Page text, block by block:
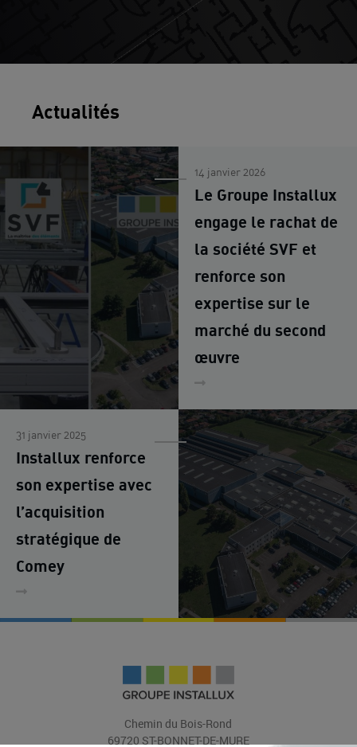
Actualités
14 janvier 2026
Le Groupe Installux
engage le rachat de
la société SVF et
renforce son
expertise sur le
marché du second
œuvre
31 janvier 2025
Installux renforce
son expertise avec
l’acquisition
stratégique de
Comey
Chemin du Bois-Rond
69720 ST-BONNET-DE-MURE